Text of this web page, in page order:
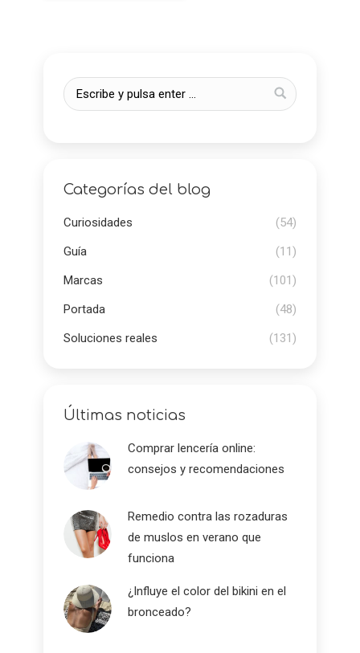
Categorías del blog
Curiosidades
(54)
Guía
(11)
Marcas
(101)
Portada
(48)
Soluciones reales
(131)
Últimas noticias
Comprar lencería online:
consejos y recomendaciones
Remedio contra las rozaduras
de muslos en verano que
funciona
¿Influye el color del bikini en el
bronceado?